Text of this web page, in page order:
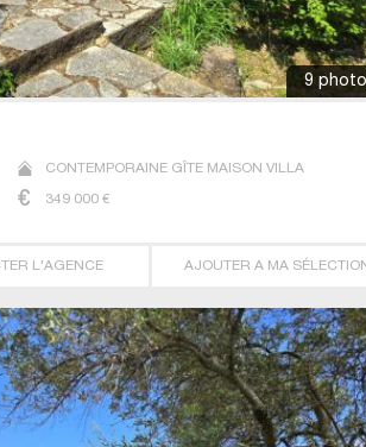
9
CONTEMPORAINE GÎTE MAISON VILLA
349 000€
L'AGENCE AJOUTER A MA